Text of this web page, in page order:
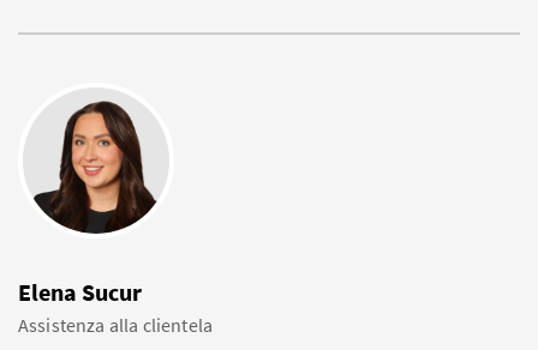
Elena Sucur
Assistenza alla clientela